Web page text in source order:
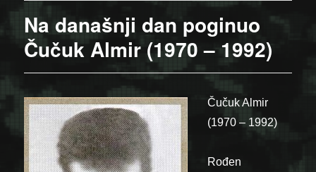
Na današnji dan poginuo
Čučuk Almir (1970 – 1992)
Čučuk Almir
(1970 – 1992)
Rođen